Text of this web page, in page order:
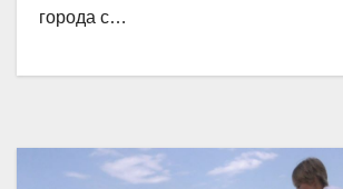
города с…